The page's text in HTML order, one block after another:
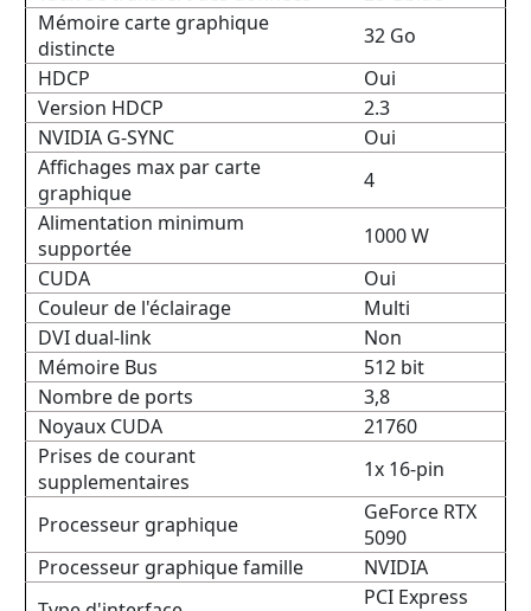
Mémoire carte graphique
distincte
32 Go
HDCP
Oui
Version HDCP
2.3
NVIDIA G-SYNC
Oui
Affichages max par carte
graphique
4
Alimentation minimum
supportée
1000 W
CUDA
Oui
Couleur de l'éclairage
Multi
DVI dual-link
Non
Mémoire Bus
512 bit
Nombre de ports
3,8
Noyaux CUDA
21760
Prises de courant
supplementaires
1x 16-pin
Processeur graphique
GeForce RTX
5090
Processeur graphique famille
NVIDIA
PCI Express